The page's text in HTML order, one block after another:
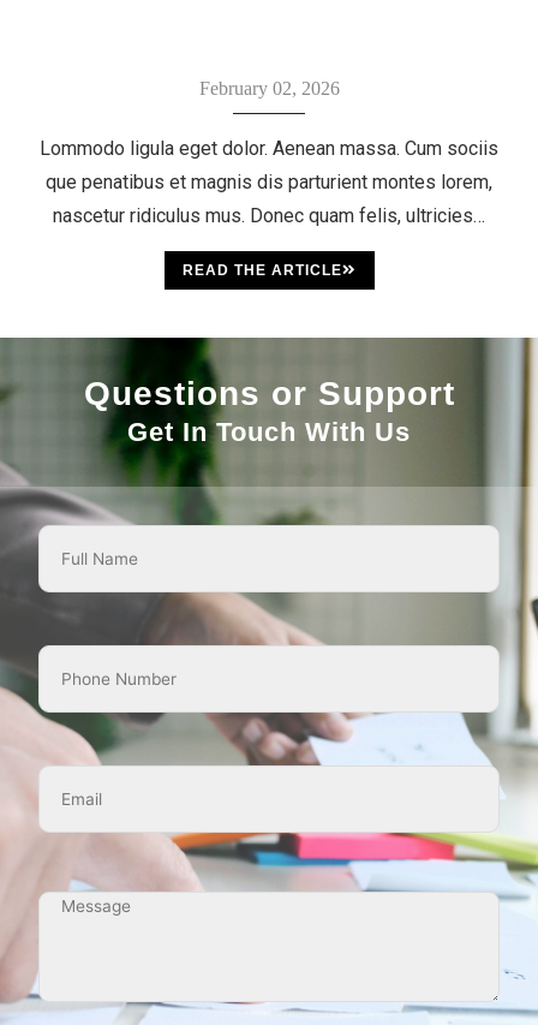
February 02, 2026
Lommodo ligula eget dolor. Aenean massa. Cum sociis
que penatibus et magnis dis parturient montes lorem,
nascetur ridiculus mus. Donec quam felis, ultricies…
READ THE ARTICLE
Questions or Support
Get In Touch With Us